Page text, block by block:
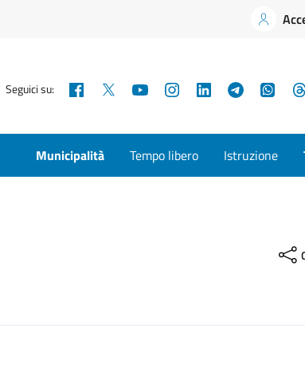
Seguici su: Facebook YouTubeInstagramLinkedInTelegram
Municipalità Tempo libero Istruzione